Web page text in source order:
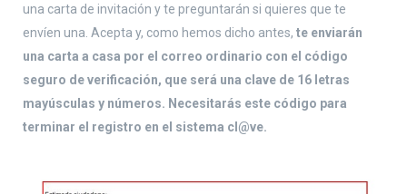
una carta de invitación y te preguntarán si quieres que te
envíen una. Acepta y, como hemos dicho antes, te enviarán
una carta a casa por el correo ordinario con el código
seguro de verificación, que será una clave de 16 letras
mayúsculas y números. Necesitarás este código para
terminar el registro en el sistema cl@ve.